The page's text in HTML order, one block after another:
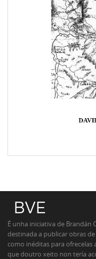
É unha iniciativa de Brandán
destinada a publicar obras
como inéditas para
que doutro xeito non tería